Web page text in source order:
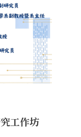
工作坊